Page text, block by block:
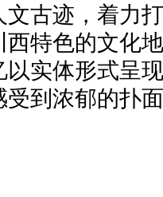
文古迹，着力
特色的文化
以实体形式呈
受到浓郁的扑